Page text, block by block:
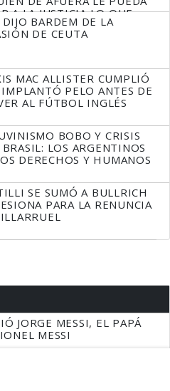
A LA JUSTICIA LO QUE
QUE HACER"
BARDEM DE LA
DE CEUTA
MAC ALLISTER CUMPLIÓ
IMPLANTÓ PELO ANTES DE
AL FÚTBOL INGLÉS
BOBO Y CRISIS
LOS ARGENTINOS
DERECHOS Y HUMANOS
SE SUMÓ A BULLRICH
PARA LA RENUNCIA
JORGE MESSI, EL PAPÁ
MESSI